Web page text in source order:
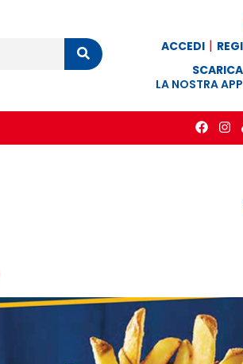
Cerca ACCEDI
SCARICA
LA NOSTRA APP